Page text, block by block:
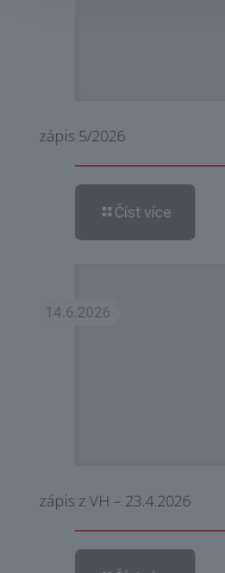
zápis 5/2026
Číst více
14.6.2026
zápis z VH – 23.4.2026